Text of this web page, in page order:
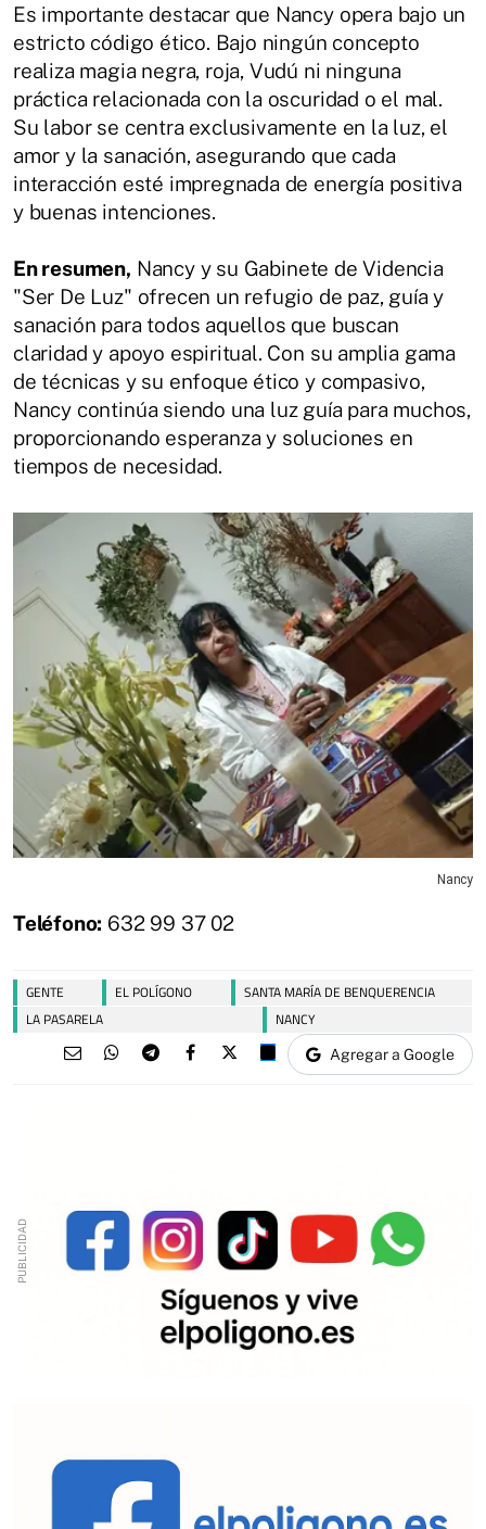
Es importante destacar que Nancy opera bajo un
estricto código ético. Bajo ningún concepto
realiza magia negra, roja, Vudú ni ninguna
práctica relacionada con la oscuridad o el mal.
Su labor se centra exclusivamente en la luz, el
amor y la sanación, asegurando que cada
interacción esté impregnada de energía positiva
y buenas intenciones.
En resumen, Nancy y su Gabinete de Videncia
"Ser De Luz" ofrecen un refugio de paz, guía y
sanación para todos aquellos que buscan
claridad y apoyo espiritual. Con su amplia gama
de técnicas y su enfoque ético y compasivo,
Nancy continúa siendo una luz guía para muchos,
proporcionando esperanza y soluciones en
tiempos de necesidad.
Nancy
Teléfono: 632 99 37 02
GENTE EL POLÍGONO
SANTA MARÍA DE BENQUERENCIA
LA PASARELA
NANCY
Agregar a Google